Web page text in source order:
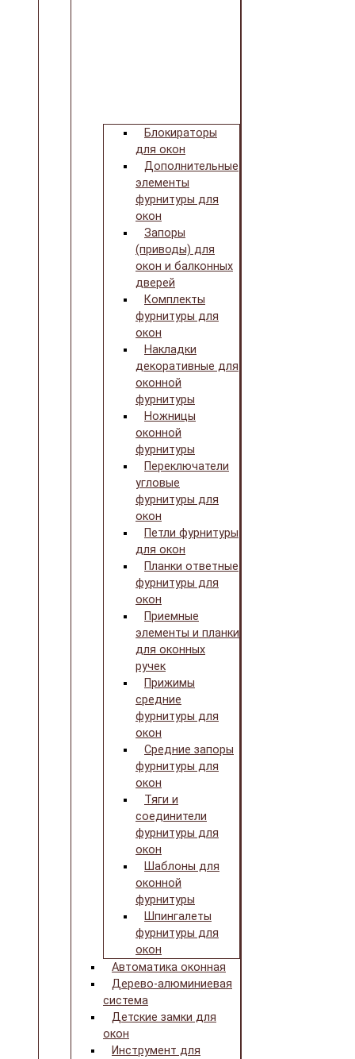
Блокираторы
для окон
Дополнительные
элементы
фурнитуры для
окон
Запоры
(приводы) для
окон и балконных
дверей
Комплекты
фурнитуры для
окон
Накладки
декоративные для
оконной
фурнитуры
Ножницы
оконной
фурнитуры
Переключатели
угловые
фурнитуры для
окон
Петли фурнитуры
для окон
Планки ответные
фурнитуры для
окон
Приемные
элементы и планки
для оконных
ручек
Прижимы
средние
фурнитуры для
окон
Средние запоры
фурнитуры для
окон
Тяги и
соединители
фурнитуры для
окон
Шаблоны для
оконной
фурнитуры
Шпингалеты
фурнитуры для
окон
Автоматика оконная
Дерево-алюминиевая
система
Детские замки для
окон
Инструмент для